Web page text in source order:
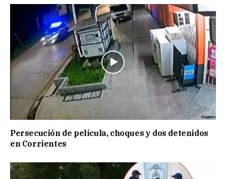
Persecución de película, choques y dos detenidos
en Corrientes